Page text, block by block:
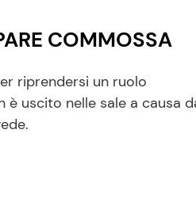
COMMOSSA
riprendersi un ruolo
uscito nelle sale a causa